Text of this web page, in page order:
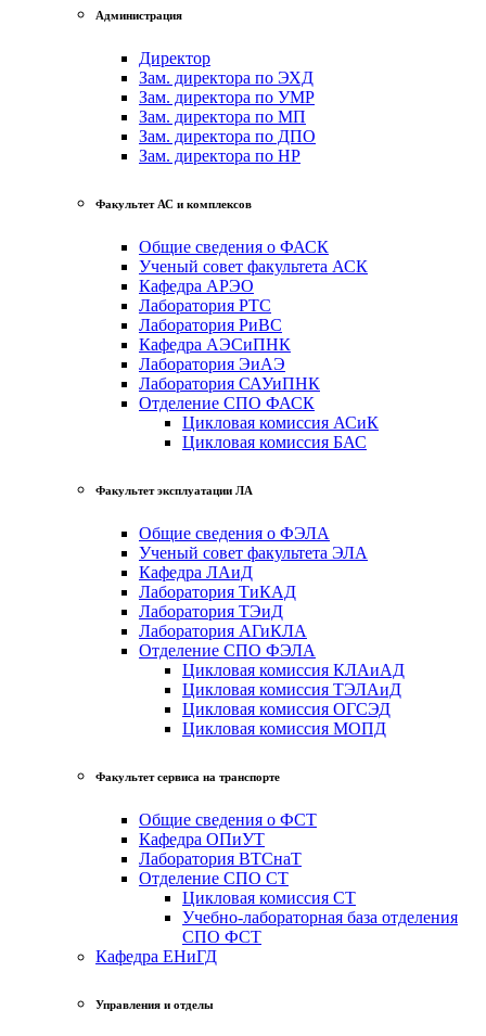
Администрация
Директор
Зам. директора по ЭХД
Зам. директора по УМР
Зам. директора по МП
Зам. директора по ДПО
Зам. директора по НР
Факультет АС и комплексов
Общие сведения о ФАСК
Ученый совет факультета АСК
Кафедра АРЭО
Лаборатория РТС
Лаборатория РиВС
Кафедра АЭСиПНК
Лаборатория ЭиАЭ
Лаборатория САУиПНК
Отделение СПО ФАСК
Цикловая комиссия АСиК
Цикловая комиссия БАС
Факультет эксплуатации ЛА
Общие сведения о ФЭЛА
Ученый совет факультета ЭЛА
Кафедра ЛАиД
Лаборатория ТиКАД
Лаборатория ТЭиД
Лаборатория АГиКЛА
Отделение СПО ФЭЛА
Цикловая комиссия КЛАиАД
Цикловая комиссия ТЭЛАиД
Цикловая комиссия ОГСЭД
Цикловая комиссия МОПД
Факультет сервиса на транспорте
Общие сведения о ФСТ
Кафедра ОПиУТ
Лаборатория ВТСнаТ
Отделение СПО СТ
Цикловая комиссия СТ
Учебно-лабораторная база отделения
СПО ФСТ
Кафедра ЕНиГД
Управления и отделы